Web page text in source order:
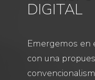
DIGITAL
Emergemos en
con una